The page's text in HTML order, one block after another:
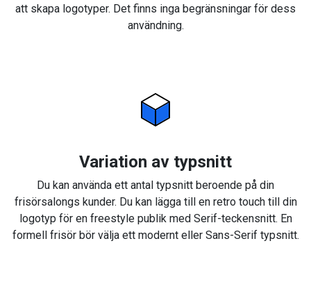
att skapa logotyper. Det finns inga begränsningar för dess
användning.
Variation av typsnitt
Du kan använda ett antal typsnitt beroende på din
frisörsalongs kunder. Du kan lägga till en retro touch till din
logotyp för en freestyle publik med Serif-teckensnitt. En
formell frisör bör välja ett modernt eller Sans-Serif typsnitt.